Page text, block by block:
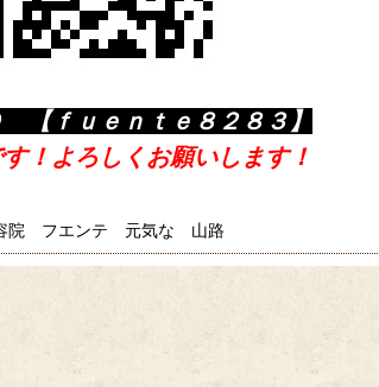
ｆｕｅｎｔｅ８２８３】
！よろしくお願いします！
院 フエンテ 元気な 山路